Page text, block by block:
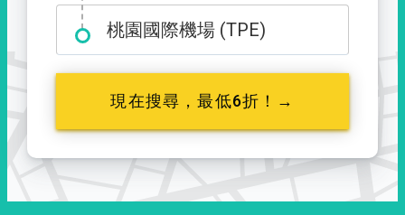
桃園國際機場 (TPE)
現在搜尋，最低6折！→